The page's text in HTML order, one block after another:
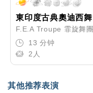
東印度古典奧迪西舞
F.E.A Troupe 霏旋舞團
13 分钟
2人
其他推荐表演